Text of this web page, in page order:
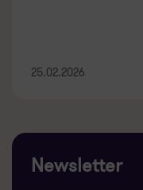
25.02.2026
Newsletter